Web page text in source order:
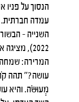
הנסוך על פניו
עמדה
השנייה –
2022),
המרירה:
עושה?" תהה
מְעוּשּׂה. והיא